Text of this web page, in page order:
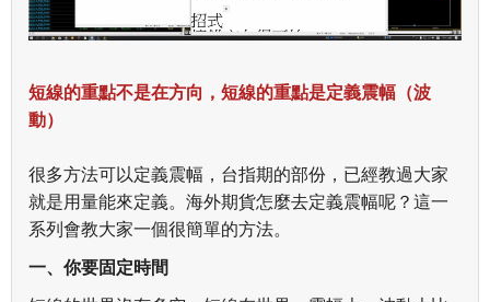
短線的重點不是在方向，短線的重點是定義震幅（波
動）
很多方法可以定義震幅，台指期的部份，已經教過大家
就是用量能來定義。海外期貨怎麼去定義震幅呢？這一
系列會教大家一個很簡單的方法。
一、你要固定時間